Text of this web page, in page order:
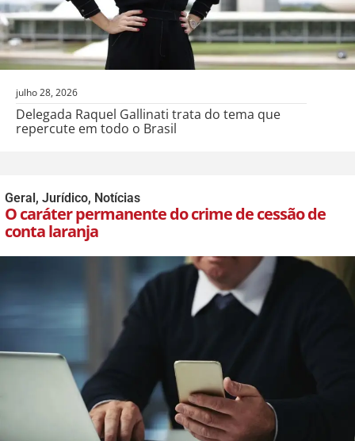
julho 28, 2026
Delegada Raquel Gallinati trata do tema que
repercute em todo o Brasil
Geral, Jurídico, Notícias
O caráter permanente do crime de cessão de
conta laranja